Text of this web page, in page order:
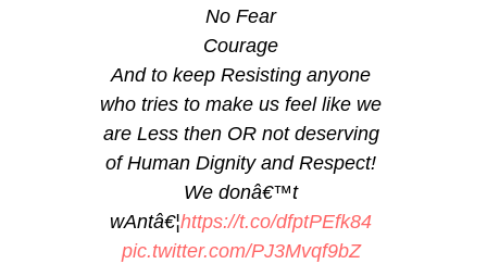
No Fear
Courage
And to keep Resisting anyone
who tries to make us feel like we
are Less then OR not deserving
of Human Dignity and Respect!
We donâ€™t
wAntâ€¦https://t.co/dfptPEfk84
pic.twitter.com/PJ3Mvqf9bZ